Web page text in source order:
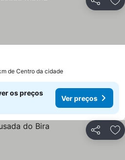
Partilhar
de Centro da cidade
os preços
Ver preços
Partilhar